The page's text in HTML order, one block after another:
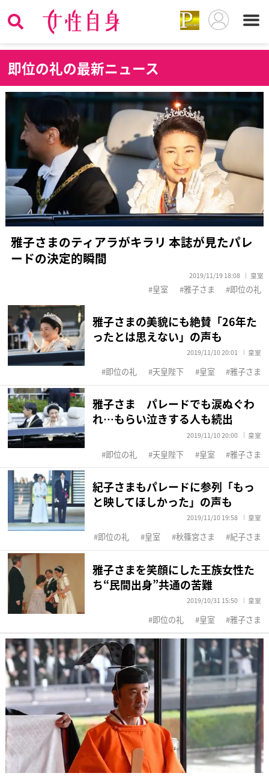
即位の礼の最新ニュース
雅子さまのティアラがキラリ 本誌が見たパレ
ードの決定的瞬間
2019/11/19 18:08 皇室
皇室 雅子さま 即位の礼
雅子さまの美貌にも絶賛「26年た
ったとは思えない」の声も
2019/11/10 20:01 皇室
即位の礼 天皇陛下 皇室 雅子さま
雅子さま パレードでも涙ぬぐわ
れ…もらい泣きする人も続出
2019/11/10 20:00 皇室
即位の礼 天皇陛下 皇室 雅子さま
紀子さまもパレードに参列「もっ
と映してほしかった」の声も
2019/11/10 19:58 皇室
即位の礼 皇室 秋篠宮さま 紀子さま
雅子さまを笑顔にした王族女性た
ち“民間出身”共通の苦難
2019/10/31 15:50 皇室
即位の礼 皇室 雅子さま